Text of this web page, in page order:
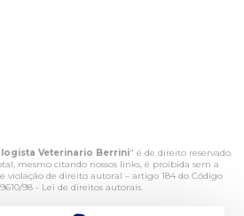
Veterinario Berrini" é de direito reservado.
mesmo citando nossos links, é proibida sem a
violação de direito autoral – artigo 184 do Código
98 - Lei de direitos autorais.